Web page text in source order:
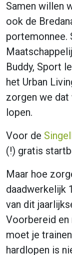
Samen willen
ook de
portemonnee.
Buddy, Sport
het Urban
zorgen we dat
lopen.
Voor de
(!) gratis
Maar hoe
daadwerkelijk
van dit
Voorbereid en
moet je
hardlopen is